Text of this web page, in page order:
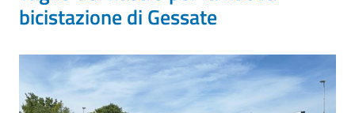
bicistazione di Gessate